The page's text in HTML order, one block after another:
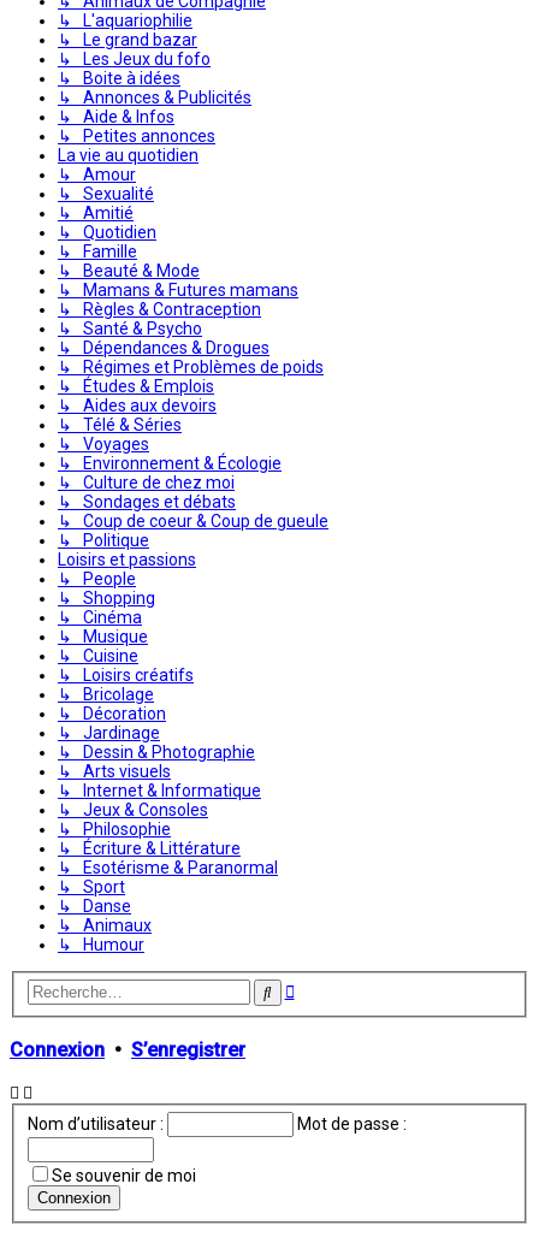
↳ L'aquariophilie
↳ Le grand bazar
↳ Les Jeux du fofo
↳ Boite à idées
↳ Annonces & Publicités
↳ Aide & Infos
↳ Petites annonces
La vie au quotidien
↳ Amour
↳ Sexualité
↳ Amitié
↳ Quotidien
↳ Famille
↳ Beauté & Mode
↳ Mamans & Futures mamans
↳ Règles & Contraception
↳ Santé & Psycho
↳ Dépendances & Drogues
↳ Régimes et Problèmes de poids
↳ Études & Emplois
↳ Aides aux devoirs
↳ Télé & Séries
↳ Voyages
↳ Environnement & Écologie
↳ Culture de chez moi
↳ Sondages et débats
↳ Coup de coeur & Coup de gueule
↳ Politique
Loisirs et passions
↳ People
↳ Shopping
↳ Cinéma
↳ Musique
↳ Cuisine
↳ Loisirs créatifs
↳ Bricolage
↳ Décoration
↳ Jardinage
↳ Dessin & Photographie
↳ Arts visuels
↳ Internet & Informatique
↳ Jeux & Consoles
↳ Philosophie
↳ Écriture & Littérature
↳ Esotérisme & Paranormal
↳ Sport
↳ Danse
↳ Animaux
↳ Humour
Rechercher
Recherche
Connexion • S’enregistrer
Nom d’utilisateur : Mot de passe :
Se souvenir de moi